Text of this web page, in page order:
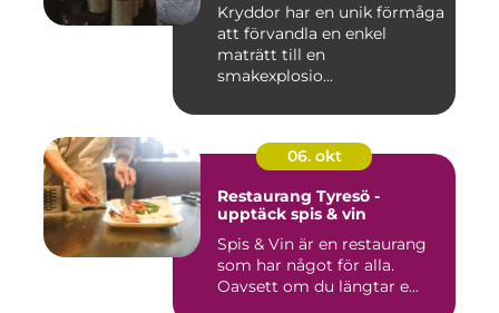
Kryddor har en unik förmåga
att förvandla en enkel
maträtt till en
smakexplosio...
06. okt
Restaurang Tyresö -
upptäck spis & vin
Spis & Vin är en restaurang
som har något för alla.
Oavsett om du längtar e...